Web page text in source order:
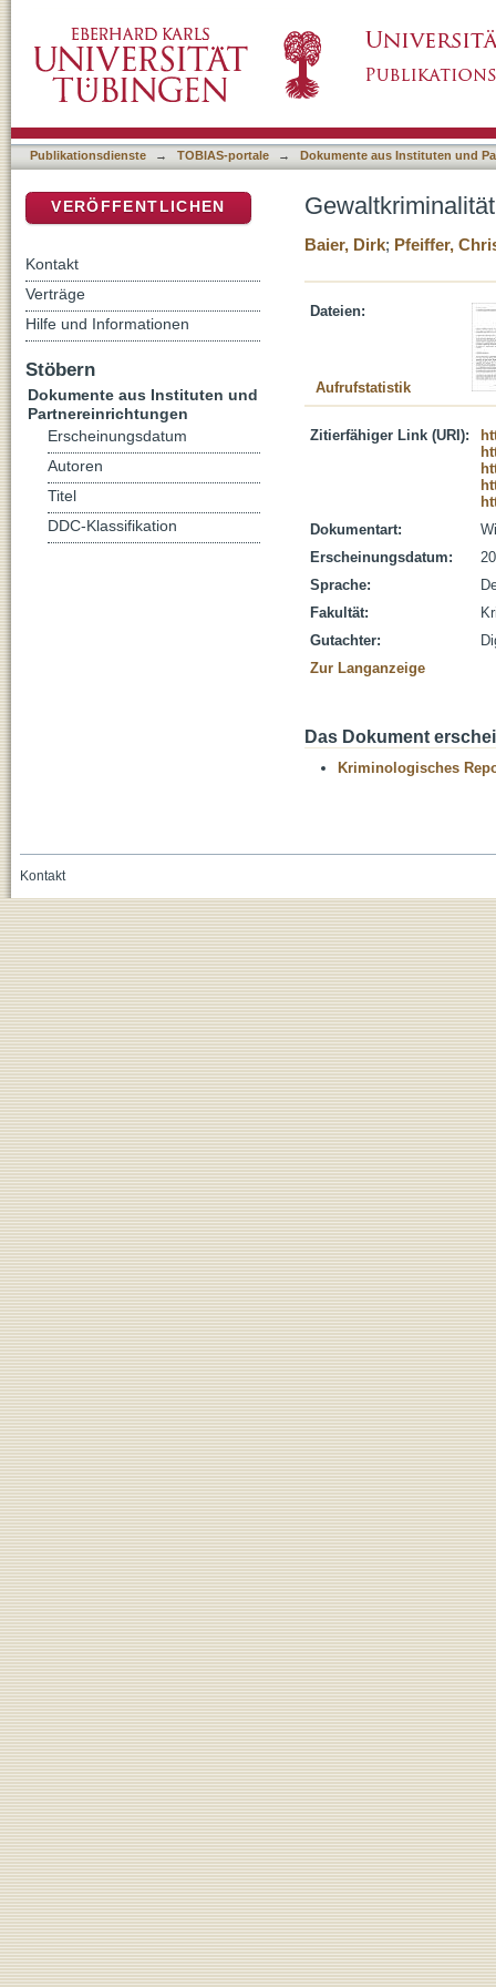
Publikationsdienste → TOBIAS-portale → Dokumente aus Instituten und
Baier, Dirk; Pfeiffer,
Dateien:
Aufrufstatistik
Zitierfähiger Link (URI):
Dokumentart:
Erscheinungsdatum:
Sprache:
Fakultät:
Gutachter:
Zur Langanzeige
Das Dokument
Kriminologisches
VERÖFFENTLICHEN
Kontakt
Verträge
Hilfe und Informationen
Stöbern
Dokumente aus Instituten und
Partnereinrichtungen
Erscheinungsdatum
Autoren
Titel
DDC-Klassifikation
Kontakt